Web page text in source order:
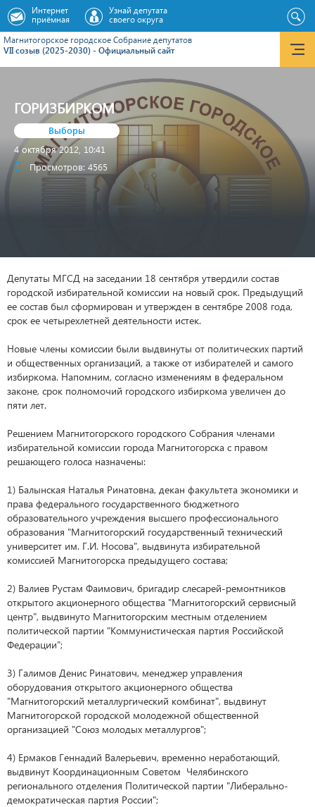
Магнитогорское городское Cобрание депутатов
VII созыв (2025-2030) - Официальный сайт
Интернет
приёмная
Узнай депутата
своего округа
ГОРИЗБИРКОМ
Выборы
4 октября 2012, 10:41
Просмотров: 4565
Депутаты МГСД на заседании 18 сентября утвердили состав
городской избирательной комиссии на новый срок. Предыдущий
ее состав был сформирован и утвержден в сентябре 2008 года,
срок ее четырехлетней деятельности истек.
Новые члены комиссии были выдвинуты от политических партий
и общественных организаций, а также от избирателей и самого
избиркома. Напомним, согласно изменениям в федеральном
законе, срок полномочий городского избиркома увеличен до
пяти лет.
Решением Магнитогорского городского Собрания членами
избирательной комиссии города Магнитогорска с правом
решающего голоса назначены:
1) Балынская Наталья Ринатовна, декан факультета экономики и
права федерального государственного бюджетного
образовательного учреждения высшего профессионального
образования "Магнитогорский государственный технический
университет им. Г.И. Носова", выдвинута избирательной
комиссией Магнитогорска предыдущего состава;
2) Валиев Рустам Фаимович, бригадир слесарей-ремонтников
открытого акционерного общества "Магнитогорский сервисный
центр", выдвинуто Магнитогорским местным отделением
политической партии "Коммунистическая партия Российской
Федерации";
3) Галимов Денис Ринатович, менеджер управления
оборудования открытого акционерного общества
"Магнитогорский металлургический комбинат", выдвинут
Магнитогорской городской молодежной общественной
организацией "Союз молодых металлургов";
4) Ермаков Геннадий Валерьевич, временно неработающий,
выдвинут Координационным Советом Челябинского
регионального отделения Политической партии "Либерально-
демократическая партия России";